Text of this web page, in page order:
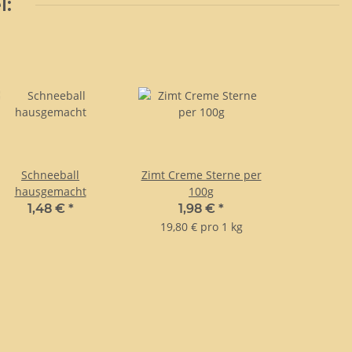
Schneeball
hausgemacht
1,48 € *
Zimt Creme Sterne per
100g
1,98 € *
19,80 € pro 1 kg